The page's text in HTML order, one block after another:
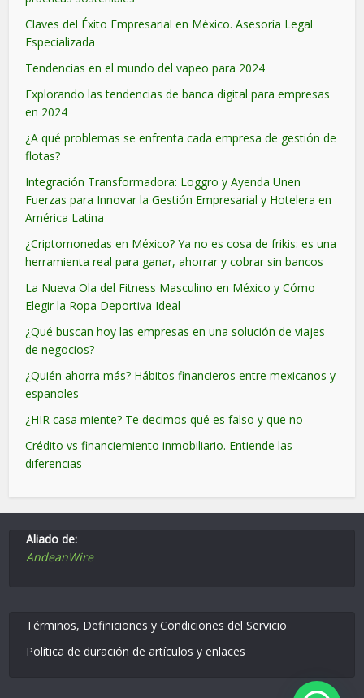
Claves del Éxito Empresarial en México. Asesoría Legal
Especializada
Tendencias en el mundo del vapeo para 2024
Explorando las tendencias de banca digital para empresas
en 2024
¿A qué problemas se enfrenta cada empresa de gestión de
flotas?
Integración Transformadora: Loggro y Ayenda Unen
Fuerzas para Innovar la Gestión Empresarial y Hotelera en
América Latina
¿Criptomonedas en México? Ya no es cosa de frikis: es una
herramienta real para ganar, ahorrar y cobrar sin bancos
La Nueva Ola del Fitness Masculino en México y Cómo
Elegir la Ropa Deportiva Ideal
¿Qué buscan hoy las empresas en una solución de viajes
de negocios?
¿Quién ahorra más? Hábitos financieros entre mexicanos y
españoles
¿HIR casa miente? Te decimos qué es falso y que no
Crédito vs financiemiento inmobiliario. Entiende las
diferencias
Aliado de:
AndeanWire
Términos, Definiciones y Condiciones del Servicio
Política de duración de artículos y enlaces